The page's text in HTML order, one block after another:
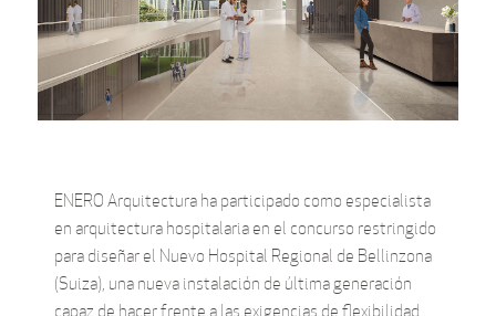
ENERO Arquitectura ha participado como especialista
en arquitectura hospitalaria en el concurso restringido
para diseñar el Nuevo Hospital Regional de Bellinzona
(Suiza), una nueva instalación de última generación
capaz de hacer frente a las exigencias de flexibilidad